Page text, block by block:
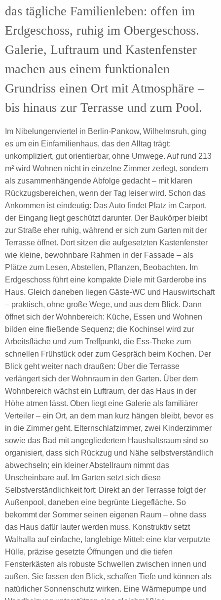
das tägliche Familienleben: offen im
Erdgeschoss, ruhig im Obergeschoss.
Galerie, Luftraum und Kastenfenster
machen aus einem funktionalen
Grundriss einen Ort mit Atmosphäre –
bis hinaus zur Terrasse und zum Pool.
Im Nibelungenviertel in Berlin-Pankow, Wilhelmsruh, ging
es um ein Einfamilienhaus, das den Alltag trägt:
unkompliziert, gut orientierbar, ohne Umwege. Auf rund 213
m² wird Wohnen nicht in einzelne Zimmer zerlegt, sondern
als zusammenhängende Abfolge gedacht – mit klaren
Rückzugsbereichen, wenn der Tag leiser wird. Schon das
Ankommen ist eindeutig: Das Auto findet Platz im Carport,
der Eingang liegt geschützt darunter. Der Baukörper bleibt
zur Straße eher ruhig, während er sich zum Garten mit der
Terrasse öffnet. Dort sitzen die aufgesetzten Kastenfenster
wie kleine, bewohnbare Rahmen in der Fassade – als
Plätze zum Lesen, Abstellen, Pflanzen, Beobachten. Im
Erdgeschoss führt eine kompakte Diele mit Garderobe ins
Haus. Gleich daneben liegen Gäste-WC und Hauswirtschaft
– praktisch, ohne große Wege, und aus dem Blick. Dann
öffnet sich der Wohnbereich: Küche, Essen und Wohnen
bilden eine fließende Sequenz; die Kochinsel wird zur
Arbeitsfläche und zum Treffpunkt, die Ess-Theke zum
schnellen Frühstück oder zum Gespräch beim Kochen. Der
Blick geht weiter nach draußen: Über die Terrasse
verlängert sich der Wohnraum in den Garten. Über dem
Wohnbereich wächst ein Luftraum, der das Haus in der
Höhe atmen lässt. Oben liegt eine Galerie als familiärer
Verteiler – ein Ort, an dem man kurz hängen bleibt, bevor es
in die Zimmer geht. Elternschlafzimmer, zwei Kinderzimmer
sowie das Bad mit angegliedertem Haushaltsraum sind so
organisiert, dass sich Rückzug und Nähe selbstverständlich
abwechseln; ein kleiner Abstellraum nimmt das
Unscheinbare auf. Im Garten setzt sich diese
Selbstverständlichkeit fort: Direkt an der Terrasse folgt der
Außenpool, daneben eine begrünte Liegefläche. So
bekommt der Sommer seinen eigenen Raum – ohne dass
das Haus dafür lauter werden muss. Konstruktiv setzt
Walhalla auf einfache, langlebige Mittel: eine klar verputzte
Hülle, präzise gesetzte Öffnungen und die tiefen
Fensterkästen als robuste Schwellen zwischen innen und
außen. Sie fassen den Blick, schaffen Tiefe und können als
natürlicher Sonnenschutz wirken. Eine Wärmepumpe und